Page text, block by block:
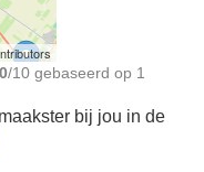
/10 gebaseerd op 1
bij jou in de